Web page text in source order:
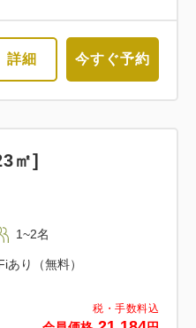
詳細 今すぐ予約
税・手数料込
㎡]
1~2名
あり（無料）